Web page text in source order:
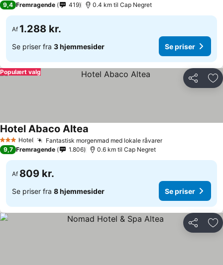
9,4 Fremragende 419 0.4 km til Cap Negret
Af 1.288 kr.
Se priser fra 3 hjemmesider Se priser
Del
Populært valg
3 StjernerHotel Fantastisk morgenmad med lokale råvarer
Hotel Abaco Altea
9,7 Fremragende 1.806 0.6 km til Cap Negret
Af 809 kr.
Se priser fra 8 hjemmesider Se priser
Del